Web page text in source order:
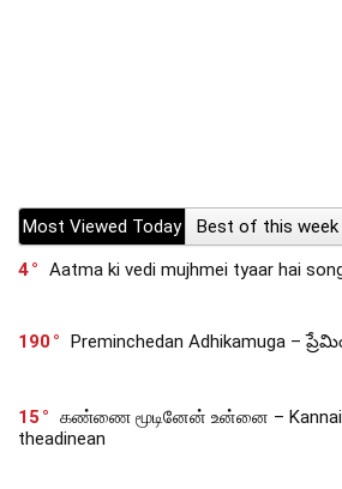
Most Viewed Today Best of this week
4
Aatma ki vedi mujhmei tyaar hai
190 Preminchedan Adhikamuga –
15
கண்ணை மூடினேன் உன்னை – Kannai
theadinean